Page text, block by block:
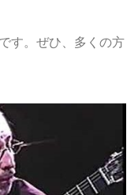
す。ぜひ、多くの方